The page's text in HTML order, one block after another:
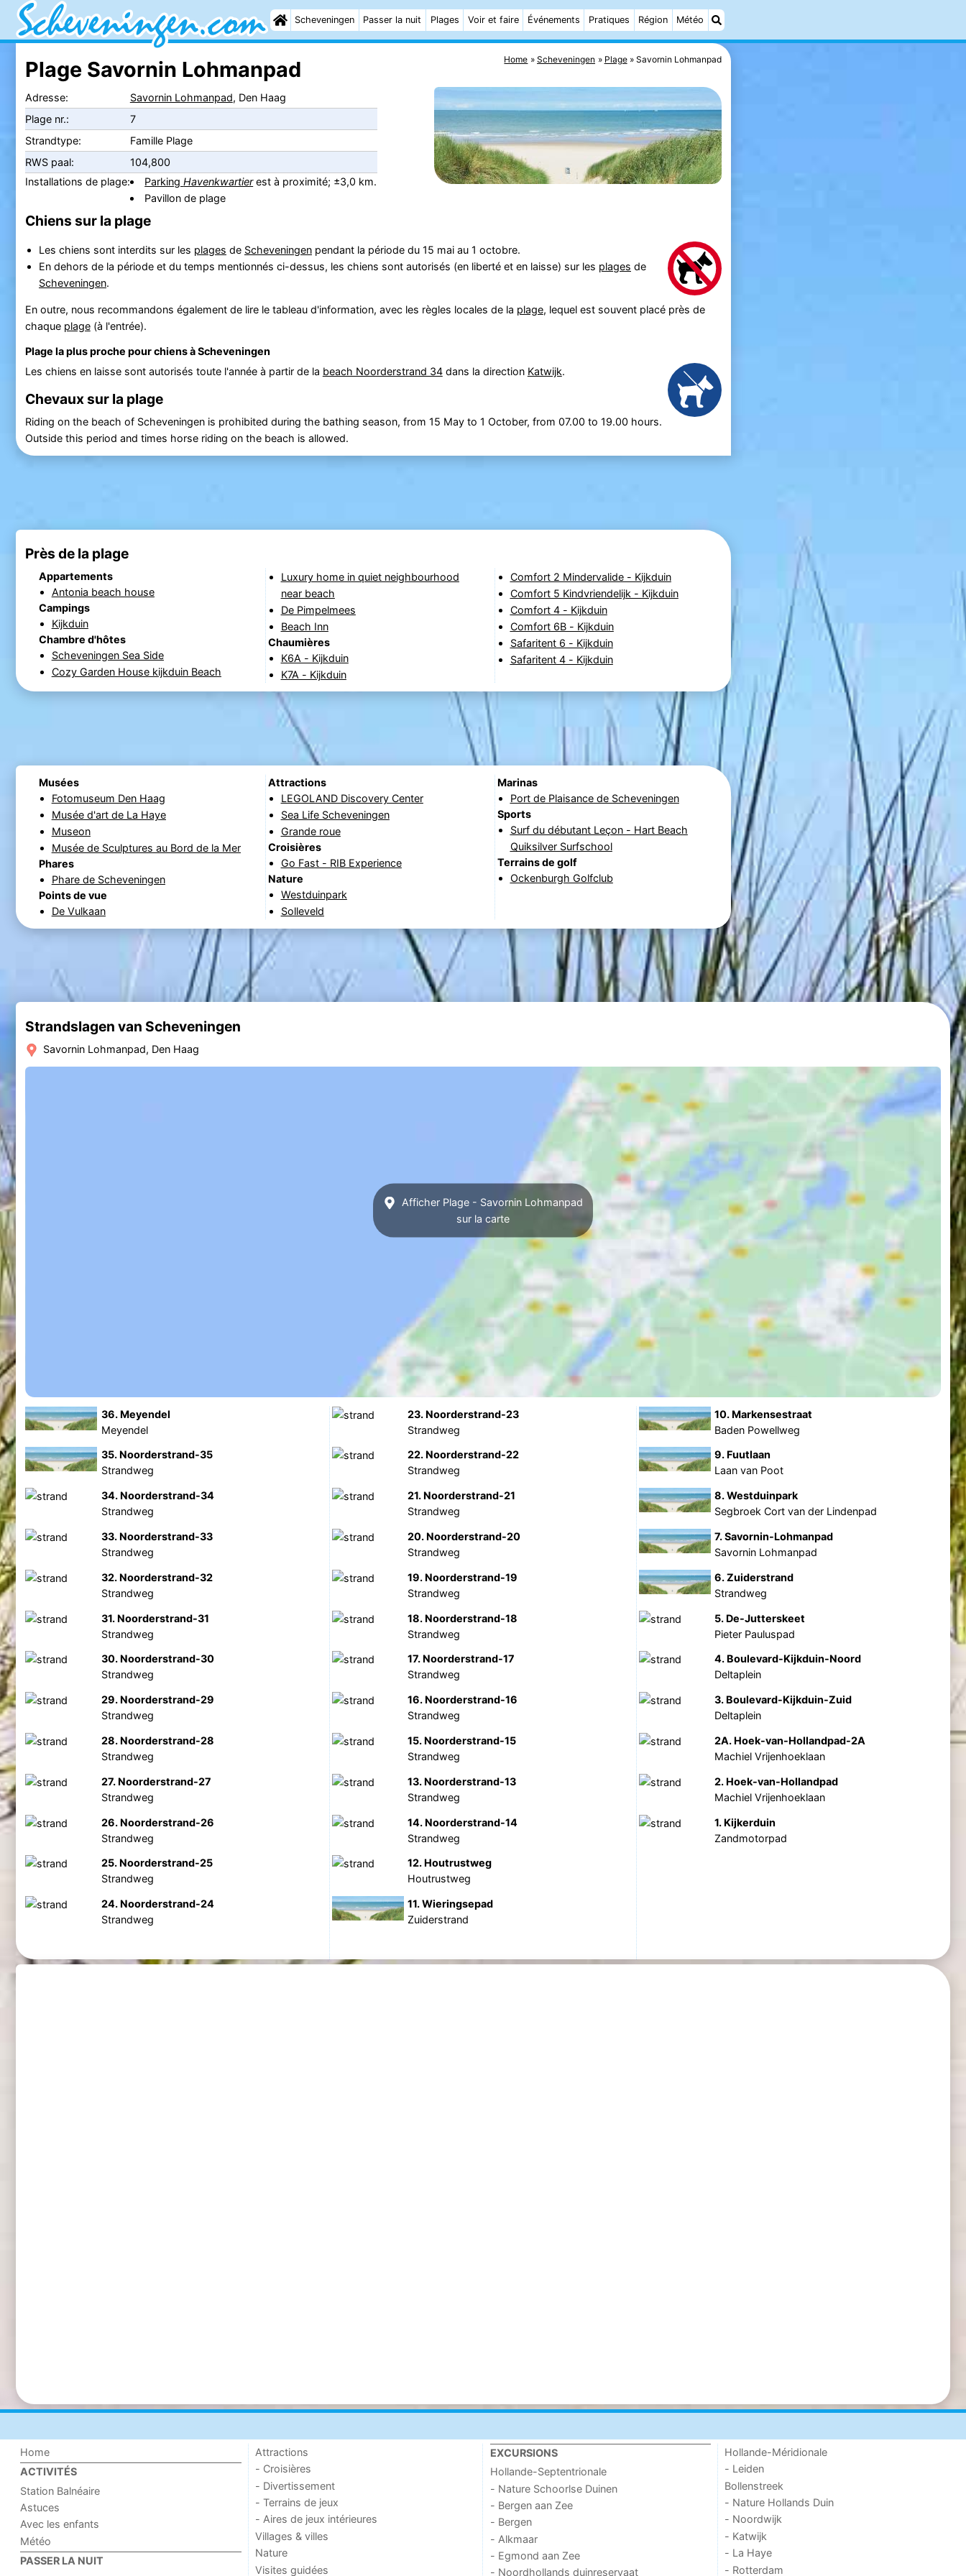
Scheveningen Passer la nuit Plages Voir et faire Événements Pratiques Région Météo
Home Scheveningen Plage Savornin Lohmanpad
Plage Savornin Lohmanpad
Adresse: Savornin Lohmanpad, Den Haag
Plage nr.:
7
Strandtype:
Famille Plage
RWS paal:
104,800
Installations de plage:
ParkingHavenkwartierest à proximité; ±3,0 km.
Pavillon de plage
Chiens sur la plage
Les chiens sont interdits sur les plages de Scheveningenpendant la période du 15 mai au 1 octobre.
En dehors de la période et du temps mentionnés ci-dessus, les chiens sont autorisés (en liberté et en laisse) sur les plages de
Scheveningen.
En outre, nous recommandons également de lire le tableau d'information, avec les règles locales de la plage, lequel est souvent placé près de
chaque plage(à l'entrée).
Plage la plus proche pour chiens à Scheveningen
Les chiens en laisse sont autorisés toute l'année à partir de la beach Noorderstrand 34dans la direction Katwijk.
Chevaux sur la plage
Riding on the beach of Scheveningen is prohibited during the bathing season, from 15 May to 1 October, from 07.00 to 19.00 hours.
Outside this period and times horse riding on the beach is allowed.
Près de la plage
Appartements
Antonia beach house
Campings
Kijkduin
Chambre d'hôtes
Scheveningen Sea Side
Cozy Garden House kijkduin Beach
Luxury home in quiet neighbourhood
near beach
De Pimpelmees
Beach Inn
Chaumières
K6A - Kijkduin
K7A - Kijkduin
Comfort 2 Mindervalide - Kijkduin
Comfort 5 Kindvriendelijk - Kijkduin
Comfort 4 - Kijkduin
Comfort 6B - Kijkduin
Safaritent 6 - Kijkduin
Safaritent 4 - Kijkduin
Musées
Fotomuseum Den Haag
Musée d'art de La Haye
Museon
Musée de Sculptures au Bord de la Mer
Phares
Phare de Scheveningen
Points de vue
De Vulkaan
Attractions
LEGOLAND Discovery Center
Sea Life Scheveningen
Grande roue
Croisières
Go Fast - RIB Experience
Nature
Westduinpark
Solleveld
Marinas
Port de Plaisance de Scheveningen
Sports
Surf du débutant Leçon - Hart Beach
Quiksilver Surfschool
Terrains de golf
Ockenburgh Golfclub
Strandslagen van Scheveningen
Savornin Lohmanpad, Den Haag
Afficher Plage - Savornin Lohmanpad
sur la carte
36. Meyendel
Meyendel
35. Noorderstrand-35
Strandweg
34. Noorderstrand-34
Strandweg
33. Noorderstrand-33
Strandweg
32. Noorderstrand-32
Strandweg
31. Noorderstrand-31
Strandweg
30. Noorderstrand-30
Strandweg
29. Noorderstrand-29
Strandweg
28. Noorderstrand-28
Strandweg
27. Noorderstrand-27
Strandweg
26. Noorderstrand-26
Strandweg
25. Noorderstrand-25
Strandweg
24. Noorderstrand-24
Strandweg
23. Noorderstrand-23
Strandweg
22. Noorderstrand-22
Strandweg
21. Noorderstrand-21
Strandweg
20. Noorderstrand-20
Strandweg
19. Noorderstrand-19
Strandweg
18. Noorderstrand-18
Strandweg
17. Noorderstrand-17
Strandweg
16. Noorderstrand-16
Strandweg
15. Noorderstrand-15
Strandweg
13. Noorderstrand-13
Strandweg
14. Noorderstrand-14
Strandweg
12. Houtrustweg
Houtrustweg
11. Wieringsepad
Zuiderstrand
10. Markensestraat
Baden Powellweg
9. Fuutlaan
Laan van Poot
8. Westduinpark
Segbroek Cort van der Lindenpad
7. Savornin-Lohmanpad
Savornin Lohmanpad
6. Zuiderstrand
Strandweg
5. De-Jutterskeet
Pieter Pauluspad
4. Boulevard-Kijkduin-Noord
Deltaplein
3. Boulevard-Kijkduin-Zuid
Deltaplein
2A. Hoek-van-Hollandpad-2A
Machiel Vrijenhoeklaan
2. Hoek-van-Hollandpad
Machiel Vrijenhoeklaan
1. Kijkerduin
Zandmotorpad
Home
ACTIVITÉS
Station Balnéaire
Astuces
Avec les enfants
Météo
PASSER LA NUIT
Attractions
- Croisières
- Divertissement
- Terrains de jeux
- Aires de jeux intérieures
Villages & villes
Nature
Visites guidées
EXCURSIONS
Hollande-Septentrionale
- Nature Schoorlse Duinen
- Bergen aan Zee
- Bergen
- Alkmaar
- Egmond aan Zee
- Noordhollands duinreservaat
Hollande-Méridionale
- Leiden
Bollenstreek
- Nature Hollands Duin
- Noordwijk
- Katwijk
- La Haye
- Rotterdam